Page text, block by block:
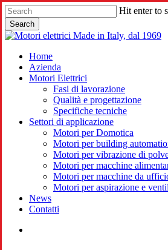
Skip
to
main
content
Hit enter to
Search
Close
search
Menu
Home
Azienda
Motori Elettrici
Fasi di lavorazione
Qualità e progettazione
Specifiche tecniche
Settori di applicazione
Motori per Domotica
Motori per building
Motori per vibrazione di
Motori per macchine
Motori per macchine da
Motori per aspirazione e
News
Contatti